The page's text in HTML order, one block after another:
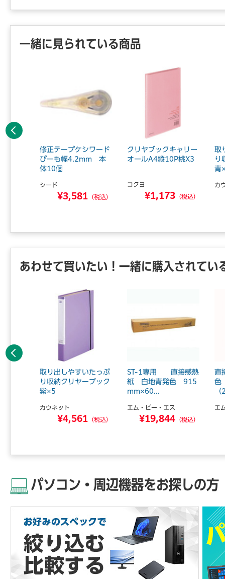
一緒に見られている商品
修正テープケシワード
ぴーも幅4.2mm 本
体10個
シード
¥3,581 （税込）
クリヤブックキャリー
オールA4縦10P桃X3
コクヨ
¥1,173 （税込）
取
り
青
カ
前へ
あわせて買いたい！一緒に購入されてい
取り出しやすいたっぷ
り収納クリヤーブック
紫×5
カウネット
¥4,561 （税込）
ST-1専用 直接感熱
紙 白地青発色 915
mm×60...
エム・ビー・エス
¥19,844 （税込）
直
色
エ
前へ
パソコン・周辺機器をお探しの方